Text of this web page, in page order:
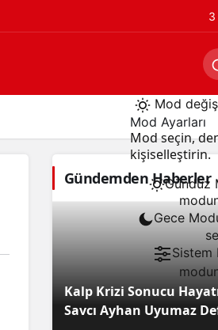
3
Mod
Mod Ayarları
Mod seçin,
kişiselleştirin.
Gündüz
Gece
Sistem
Gündemden Haberler
Kalp Krizi Sonucu
Savcı Ayhan Uyumaz